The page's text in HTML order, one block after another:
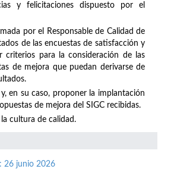
y felicitaciones dispuesto por el
por el Responsable de Calidad de
de las encuestas de satisfacción y
criterios para la consideración de las
de mejora que puedan derivarse de
y, en su caso, proponer la implantación
de mejora del SIGC recibidas.
cultura de calidad.
26 junio 2026